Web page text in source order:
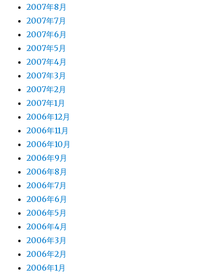
2007年8月
2007年7月
2007年6月
2007年5月
2007年4月
2007年3月
2007年2月
2007年1月
2006年12月
2006年11月
2006年10月
2006年9月
2006年8月
2006年7月
2006年6月
2006年5月
2006年4月
2006年3月
2006年2月
2006年1月